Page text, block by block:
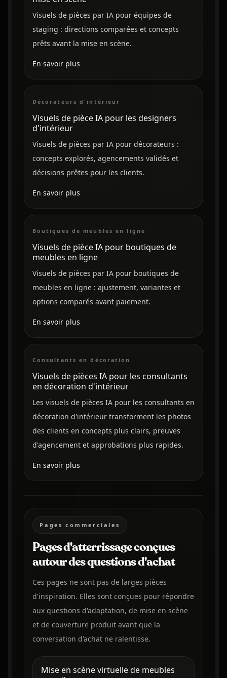
Visuels de pièces par IA pour équipes de
staging : directions comparées et concepts
prêts avant la mise en scène.
En savoir plus
Décorateurs d'intérieur
Visuels de pièce IA pour les designers
d'intérieur
Visuels de pièces par IA pour décorateurs :
concepts explorés, agencements validés et
décisions prêtes pour les clients.
En savoir plus
Boutiques de meubles en ligne
Visuels de pièce IA pour boutiques de
meubles en ligne
Visuels de pièces par IA pour boutiques de
meubles en ligne : ajustement, variantes et
options comparés avant paiement.
En savoir plus
Consultants en décoration
Visuels de pièces IA pour les consultants
en décoration d'intérieur
Les visuels de pièces IA pour les consultants en
décoration d'intérieur transforment les photos
des clients en concepts plus clairs, preuves
d'agencement et approbations plus rapides.
En savoir plus
Pages commerciales
Pages d'atterrissage conçues
autour des questions d'achat
Ces pages ne sont pas de larges pièces
d'inspiration. Elles sont conçues pour répondre
aux questions d'adaptation, de mise en scène
et de couverture produit avant que la
conversation d'achat ne ralentisse.
Mise en scène virtuelle de meubles